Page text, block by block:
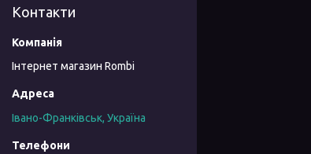
Контакти
Інтернет магазин Rombi
Івано-Франківськ, Україна